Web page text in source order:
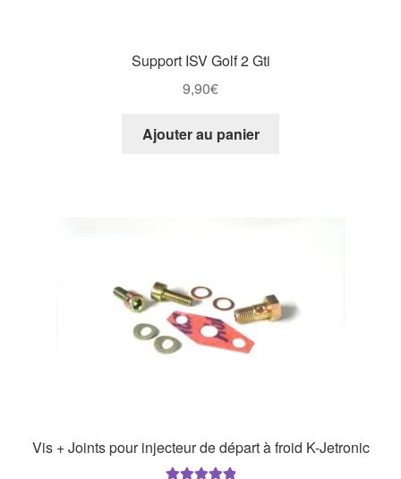
Support ISV Golf 2 Gti
9,90€
Ajouter au panier
Vis + Joints pour injecteur de départ à froid K-Jetronic